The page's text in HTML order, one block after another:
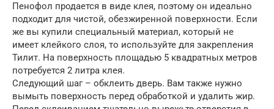
Пенофол продается в виде клея, поэтому он идеально
подходит для чистой, обезжиренной поверхности. Если
же вы купили специальный материал, который не
имеет клейкого слоя, то используйте для закрепления
Тилит. На поверхность площадью 5 квадратных метров
потребуется 2 литра клея.
Следующий шаг – обклеить дверь. Вам также нужно
вымыть поверхность перед обработкой и удалить жир.